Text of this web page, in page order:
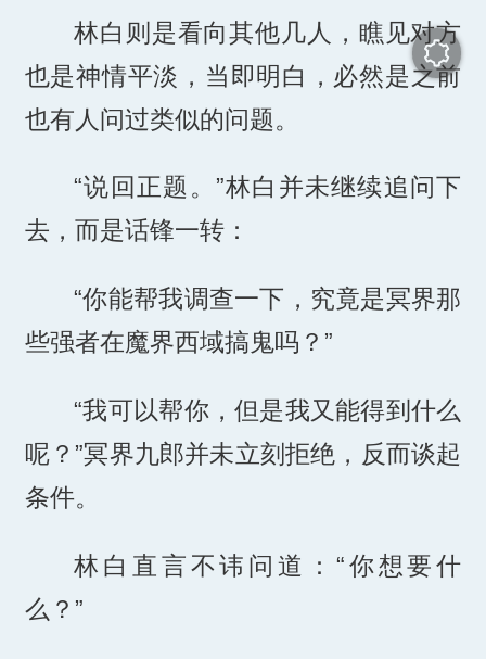
林白则是看向其他几人，瞧见对方
也是神情平淡，当即明白，必然是之前
也有人问过类似的问题。
“说回正题。”林白并未继续追问下
去，而是话锋一转：
“你能帮我调查一下，究竟是冥界那
些强者在魔界西域搞鬼吗？”
“我可以帮你，但是我又能得到什么
呢？”冥界九郎并未立刻拒绝，反而谈起
条件。
林白直言不讳问道：“你想要什
么？”